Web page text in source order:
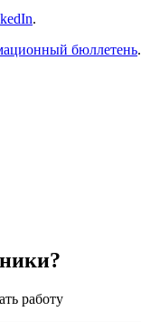
.
бюллетень.
работу